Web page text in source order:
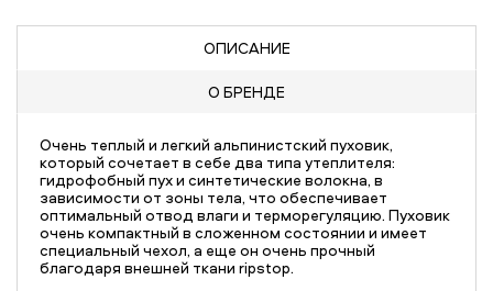
ОПИСАНИЕ
О БРЕНДЕ
Очень теплый и легкий альпинистский пуховик,
который сочетает в себе два типа утеплителя:
гидрофобный пух и синтетические волокна, в
зависимости от зоны тела, что обеспечивает
оптимальный отвод влаги и терморегуляцию. Пуховик
очень компактный в сложенном состоянии и имеет
специальный чехол, а еще он очень прочный
благодаря внешней ткани ripstop.